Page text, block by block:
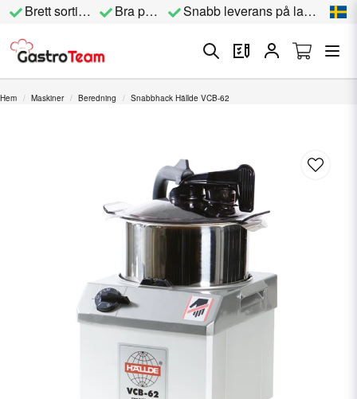
Brett sortiment Bra priser Snabb leverans på lagervara
Hem Maskiner Beredning Snabbhack Hällde VCB-62